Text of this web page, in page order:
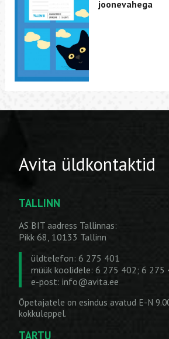
joonevahega
Avita üldkontaktid
TALLINN
AS BIT aadress Tallinnas:
Pikk 68, 10133 Tallinn
üldtelefon: 6 275 401
müük koolidele: 6 275 402; 6 275
e-post: info@avita.ee
Õpetajatele on esindus avatud E-N
kokkuleppel.
TARTU